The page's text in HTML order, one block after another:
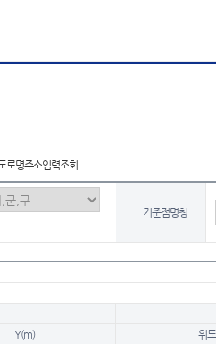
로명주소입력조회
기준점명칭
Y(m) 위도